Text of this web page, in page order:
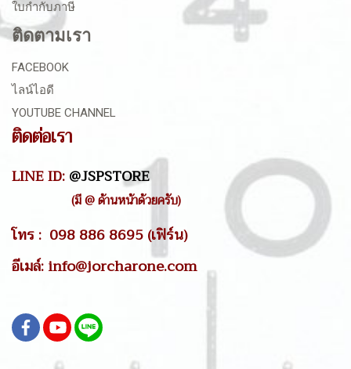
ใบกำกับภาษี
ติดตามเรา
FACEBOOK
ไลน์ไอดี
YOUTUBE CHANNEL
ติดต่อเรา
LINE ID:@JSPSTORE
(มี @ ด้านหน้าด้วยครับ)
โทร : 098 886 8695 (เฟิร์น)
อีเมล์: info@jorcharone.com